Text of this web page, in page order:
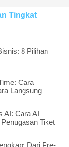
Tingkat
8 Pilihan
Cara
Langsung
AI: Cara AI
Tiket
Dari Pre-